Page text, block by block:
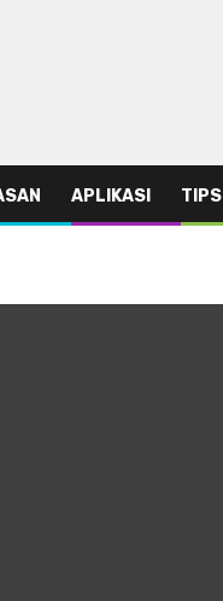
APLIKASI TIPS